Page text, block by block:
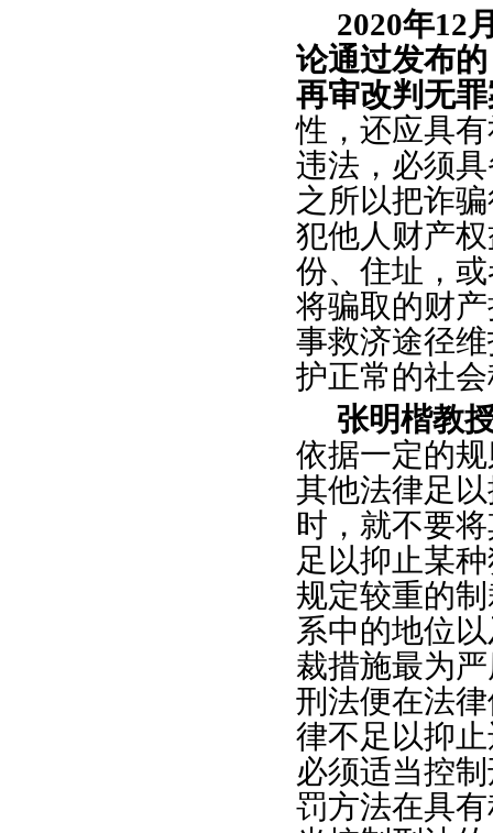
2020年12
论通过发布
再审改判无
性，还应具
违法，必须
之所以把诈
犯他人财产
份、住址，
将骗取的财
事救济途径
护正常的社
张明楷教
依据一定的
其他法律足
时，就不要
足以抑止某
规定较重的
系中的地位
裁措施最为
刑法便在法
律不足以抑
必须适当控
罚方法在具